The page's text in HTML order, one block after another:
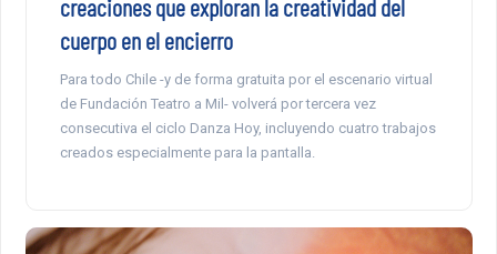
creaciones que exploran la creatividad del
cuerpo en el encierro
Para todo Chile -y de forma gratuita por el escenario virtual
de Fundación Teatro a Mil- volverá por tercera vez
consecutiva el ciclo Danza Hoy, incluyendo cuatro trabajos
creados especialmente para la pantalla.